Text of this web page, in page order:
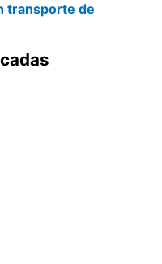
transporte de